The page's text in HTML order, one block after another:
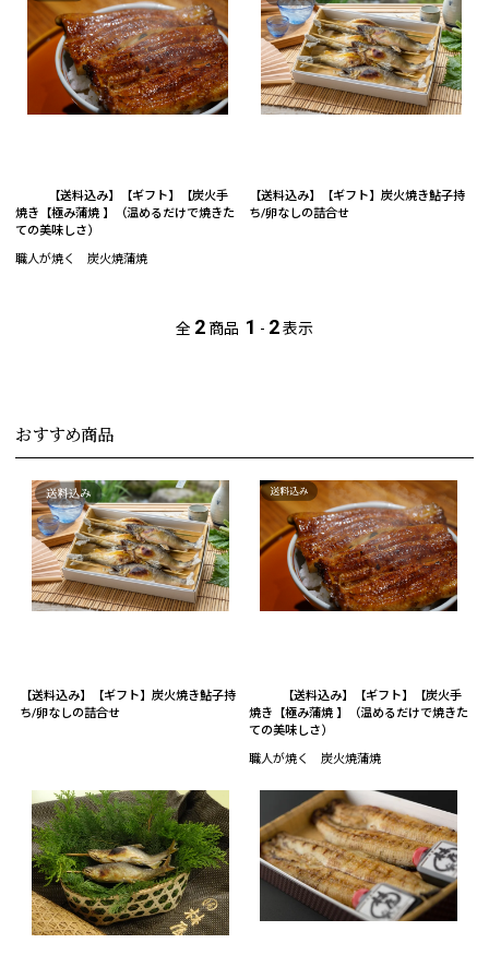
【送料込み】【ギフト】【炭火手
焼き【極み蒲焼 】（温めるだけで焼きた
ての美味しさ）
職人が焼く 炭火焼蒲焼
【送料込み】【ギフト】炭火焼き鮎子持
ち/卵なしの詰合せ
全 2 商品 1 - 2表示
おすすめ商品
【送料込み】【ギフト】炭火焼き鮎子持
ち/卵なしの詰合せ
【送料込み】【ギフト】【炭火手
焼き【極み蒲焼 】（温めるだけで焼きた
ての美味しさ）
職人が焼く 炭火焼蒲焼